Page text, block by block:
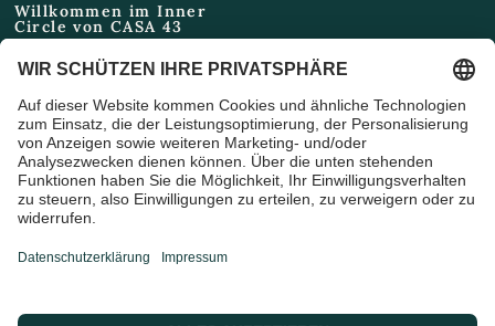
Willkommen im Inner
Circle von CASA 43
Email
Ich bin damit einverstanden,
Marketing-E-Mails und
Sonderangebote zu erhalten
© 2026 CASA 43 Concept, Powered by shopify